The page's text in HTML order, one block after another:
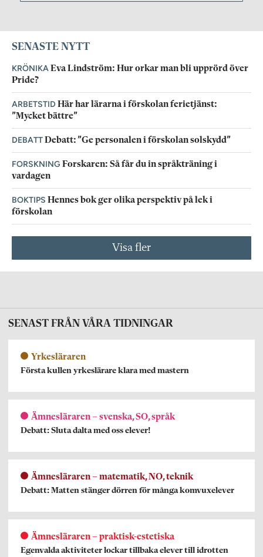
SENASTE NYTT
KRÖNIKA Eva Lindström: Hur orkar man bli upprörd över
Pride?
ARBETSTIDHär har lärarna i förskolan ferietjänst:
”Mycket bättre”
DEBATTDebatt: ”Ge personalen i förskolan solskydd”
FORSKNING Forskaren: Så får du in språkträning i
vardagen
BOKTIPS Hennes bok ger olika perspektiv på lek i
förskolan
Visa fler
SENAST FRÅN VÅRA TIDNINGAR
Yrkesläraren
Första kullen yrkeslärare klara med mastern
Ämnesläraren – svenska, SO, språk
Debatt: Sluta dalta med oss elever!
Ämnesläraren – matematik, NO, teknik
Debatt: Matten stänger dörren för många komvuxelever
Ämnesläraren – praktisk-estetiska
Egenvalda aktiviteter lockar tillbaka elever till idrotten